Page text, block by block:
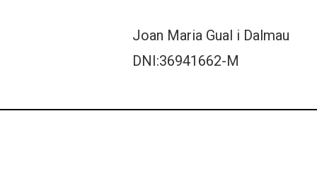
Joan Maria Gual i Dalmau
DNI:36941662-M